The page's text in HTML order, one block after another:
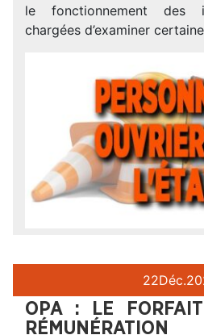
le fonctionnement des
chargées d’examiner
22Déc.
OPA : LE
RÉMUNÉRATION